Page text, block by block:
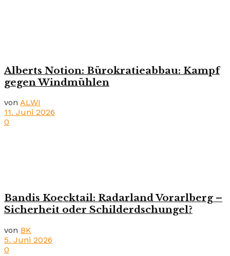
Alberts Notion: Bürokratieabbau: Kampf
gegen Windmühlen
von ALWI
11. Juni 2026
0
Bandis Koecktail: Radarland Vorarlberg –
Sicherheit oder Schilderdschungel?
von BK
5. Juni 2026
0